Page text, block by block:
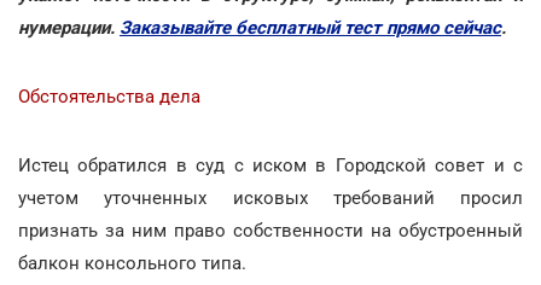
нумерации. Заказывайте бесплатный тест прямо сейчас.
Обстоятельства дела
Истец обратился в суд с иском в Городской совет и с
учетом уточненных исковых требований просил
признать за ним право собственности на обустроенный
балкон консольного типа.